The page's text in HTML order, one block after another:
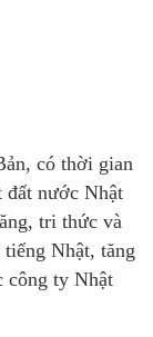
có thời gian
đất nước Nhật
tri thức và
Nhật, tăng
công ty Nhật